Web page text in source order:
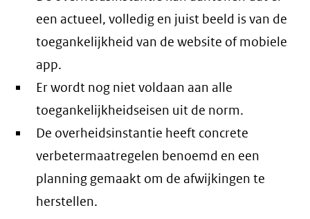
een actueel, volledig en juist beeld is van de
toegankelijkheid van de website of mobiele
app.
Er wordt nog niet voldaan aan alle
toegankelijkheidseisen uit de norm.
De overheidsinstantie heeft concrete
verbetermaatregelen benoemd en een
planning gemaakt om de afwijkingen te
herstellen.